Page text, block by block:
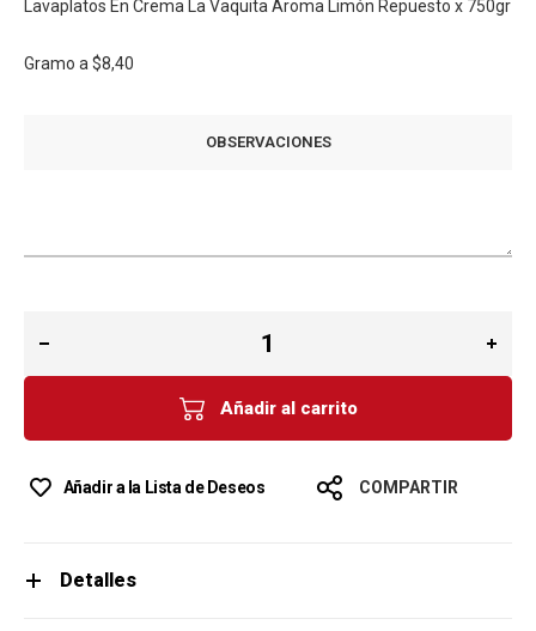
Lavaplatos En Crema La Vaquita Aroma Limón Repuesto x 750gr
Gramo a $8,40
OBSERVACIONES
Añadir al carrito
Añadir a la Lista de Deseos COMPARTIR
Detalles